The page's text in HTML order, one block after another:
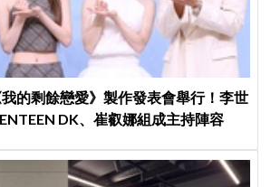
我的剩餘戀愛》製作發表會舉行！李世
DK、崔叡娜組成主持陣容